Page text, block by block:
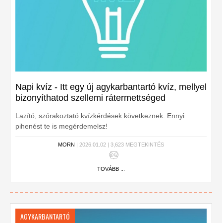
Napi kvíz - Itt egy új agykarbantartó kvíz, mellyel
bizonyíthatod szellemi rátermettséged
Lazító, szórakoztató kvízkérdések következnek. Ennyi
pihenést te is megérdemelsz!
MORN | 2026.01.02 | 3,623 MEGTEKINTÉS
TOVÁBB ...
AGYKARBANTARTÓ